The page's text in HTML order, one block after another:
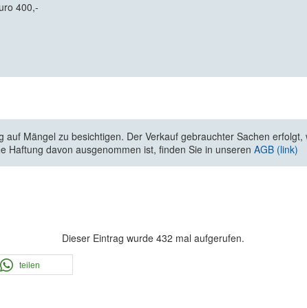
400,-
Mängel zu besichtigen. Der Verkauf gebrauchter Sachen
Haftung davon ausgenommen ist, finden Sie in unseren AGB (link)
Dieser Eintrag wurde 432 mal aufgerufen.
teilen